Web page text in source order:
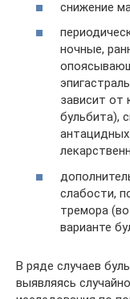
снижение
ночные,
зависит от
бульбита),
слабости,
тремора
варианте
В ряде случаев
выявляясь